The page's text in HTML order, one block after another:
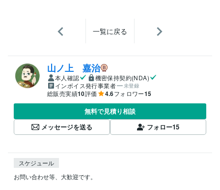
一覧に戻る
山ノ上 嘉治
本人確認
機密保持契約(NDA)
インボイス発行事業者
未登録
総販売実績10評価 4.6フォロワー15
無料で見積り相談
メッセージを送る
フォロー15
スケジュール
お問い合わせ等、大歓迎です。